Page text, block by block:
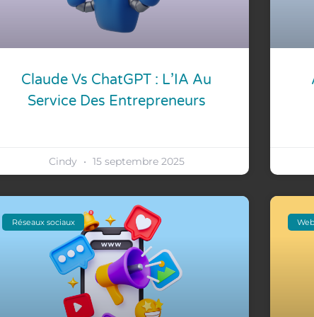
Claude Vs ChatGPT : L’IA Au
Service Des Entrepreneurs
Cindy 15 septembre 2025
Réseaux sociaux Web